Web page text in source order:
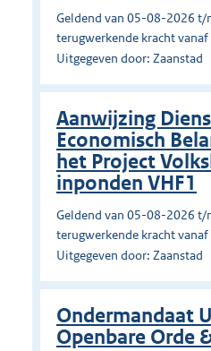
Geldend van 05-08-2026 t/
terugwerkende kracht
Uitgegeven door: Zaanstad
Aanwijzing
Economisch
het Project
inponden VHF1
Geldend van 05-08-2026 t/
terugwerkende kracht
Uitgegeven door: Zaanstad
Ondermandaat
Openbare Orde